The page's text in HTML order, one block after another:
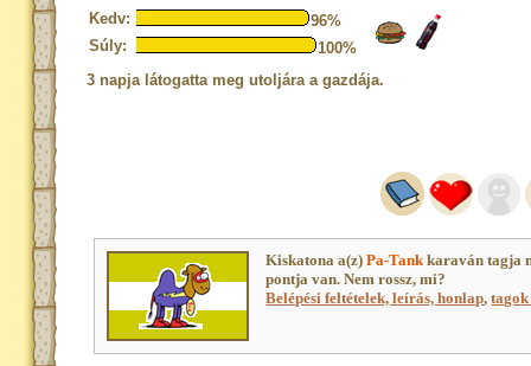
Kedv:
96%
Súly:
100%
3 napja látogatta meg utoljára a gazdája.
Kiskatona a(z)Pa-Tankkaraván tagja
pontja van. Nem rossz, mi?
Belépési feltételek, leírás, honlap,